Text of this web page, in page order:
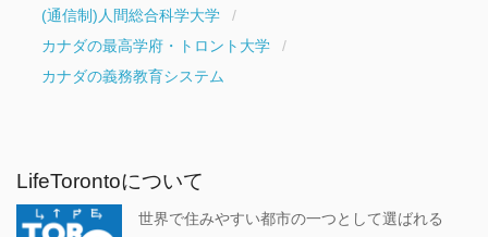
(通信制)人間総合科学大学
カナダの最高学府・トロント大学
カナダの義務教育システム
LifeTorontoについて
世界で住みやすい都市の一つとして選ばれる